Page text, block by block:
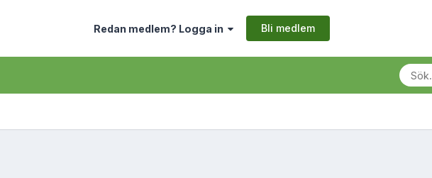
Redan medlem? Logga in Bli medlem